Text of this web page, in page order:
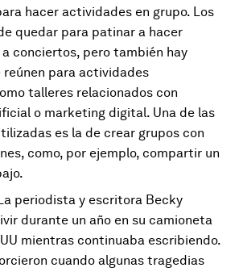
hacer actividades en grupo. Los
quedar para patinar a hacer
conciertos, pero también hay
reúnen para actividades
talleres relacionados con
o marketing digital. Una de las
es la de crear grupos con
como, por ejemplo, compartir un
La periodista y escritora Becky
durante un año en su camioneta
mientras continuaba escribiendo.
cuando algunas tragedias